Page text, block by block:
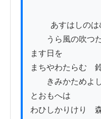
うら風の吹つた
ます日を
まちやわたらむ　
きみかためよし
とおもへは
わひしかりけり　